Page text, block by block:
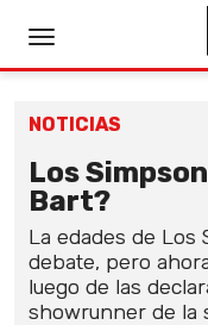
NOTICIAS
Los
Bart?
La edades de Los
debate, pero
luego de las
showrunner de la